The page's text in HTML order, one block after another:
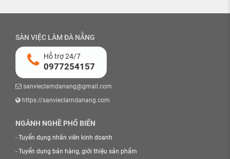
SÀN VIỆC LÀM ĐÀ NẴNG
Hỗ trợ 24/7
0977254157
sanvieclamdanang@gmail.com
https://sanvieclamdanang.com
NGÀNH NGHỀ PHỔ BIẾN
- Tuyển dụng nhân viên kinh doanh
- Tuyển dụng bán hàng, giới thiệu sản phẩm